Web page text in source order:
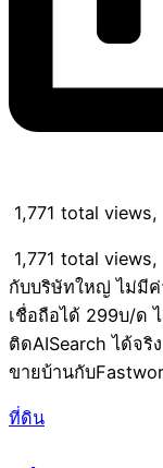
1,771 total
1,771 total
กับบริษัทใหญ่ ไม่มี
เชื่อถือได้ 299บ/ด
ติดAISearch ได้จ
ขายบ้านกับ
ที่ดิน